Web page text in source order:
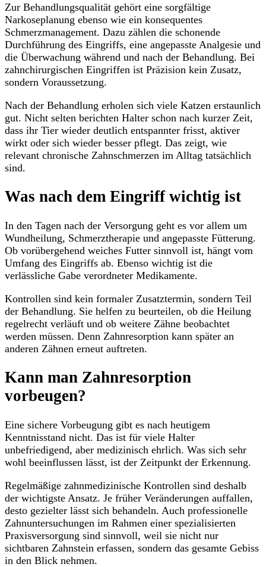
Zur Behandlungsqualität gehört eine sorgfältige
Narkoseplanung ebenso wie ein konsequentes
Schmerzmanagement. Dazu zählen die schonende
Durchführung des Eingriffs, eine angepasste Analgesie und
die Überwachung während und nach der Behandlung. Bei
zahnchirurgischen Eingriffen ist Präzision kein Zusatz,
sondern Voraussetzung.
Nach der Behandlung erholen sich viele Katzen erstaunlich
gut. Nicht selten berichten Halter schon nach kurzer Zeit,
dass ihr Tier wieder deutlich entspannter frisst, aktiver
wirkt oder sich wieder besser pflegt. Das zeigt, wie
relevant chronische Zahnschmerzen im Alltag tatsächlich
sind.
Was nach dem Eingriff wichtig ist
In den Tagen nach der Versorgung geht es vor allem um
Wundheilung, Schmerztherapie und angepasste Fütterung.
Ob vorübergehend weiches Futter sinnvoll ist, hängt vom
Umfang des Eingriffs ab. Ebenso wichtig ist die
verlässliche Gabe verordneter Medikamente.
Kontrollen sind kein formaler Zusatztermin, sondern Teil
der Behandlung. Sie helfen zu beurteilen, ob die Heilung
regelrecht verläuft und ob weitere Zähne beobachtet
werden müssen. Denn Zahnresorption kann später an
anderen Zähnen erneut auftreten.
Kann man Zahnresorption
vorbeugen?
Eine sichere Vorbeugung gibt es nach heutigem
Kenntnisstand nicht. Das ist für viele Halter
unbefriedigend, aber medizinisch ehrlich. Was sich sehr
wohl beeinflussen lässt, ist der Zeitpunkt der Erkennung.
Regelmäßige zahnmedizinische Kontrollen sind deshalb
der wichtigste Ansatz. Je früher Veränderungen auffallen,
desto gezielter lässt sich behandeln. Auch professionelle
Zahnuntersuchungen im Rahmen einer spezialisierten
Praxisversorgung sind sinnvoll, weil sie nicht nur
sichtbaren Zahnstein erfassen, sondern das gesamte Gebiss
in den Blick nehmen.